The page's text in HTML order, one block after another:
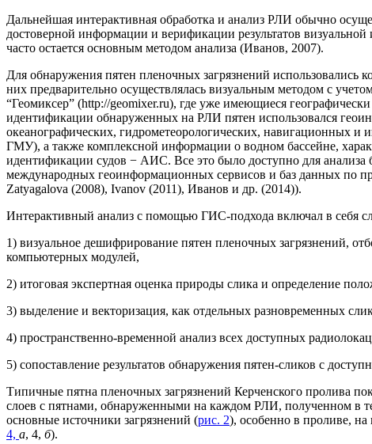
Дальнейшая интерактивная обработка и анализ РЛИ обычно
достоверной информации и верификации результатов
часто остается основным методом анализа (Иванов, 2007).
Для обнаружения пятен пленочных загрязнений
них предварительно осуществлялась визуальным методом с
“Геомиксер” (http://geomixer.ru), где уже имеющиеся
идентификации обнаруженных на РЛИ пятен использовался
океанографических, гидрометеорологических, навигационных и
ГМУ), а также комплексной информации о водном бассейне,
идентификации судов − АИС. Все это было доступно для
международных геоинформационных сервисов и баз данных по
Zatyagalova (2008), Ivanov (2011), Иванов и др. (2014)).
Интерактивный анализ с помощью ГИС-подхода включал в себя
1) визуальное дешифрирование пятен пленочных загрязнений,
компьютерных модулей,
2) итоговая экспертная оценка природы слика и определение
3) выделение и векторизация, как отдельных разновременных
4) пространственно-временной анализ всех доступных
5) сопоставление результатов обнаружения пятен-сликов с
Типичные пятна пленочных загрязнений Керченского пролива
слоев с пятнами, обнаруженными на каждом РЛИ, полученном в
основные источники загрязнений (рис. 2), особенно в проливе, на
4, а, 4, б).